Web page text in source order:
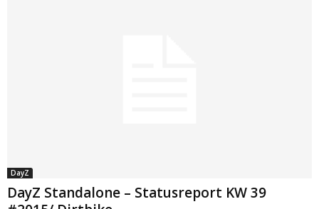
DayZ
DayZ Standalone – Statusreport KW 39